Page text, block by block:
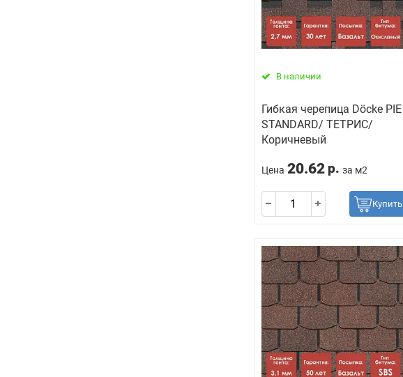
В наличии
Гибкая черепица Döcke PIE
STANDARD/ ТЕТРИС/
Коричневый
Цена 20.62 р. за м2
Купить